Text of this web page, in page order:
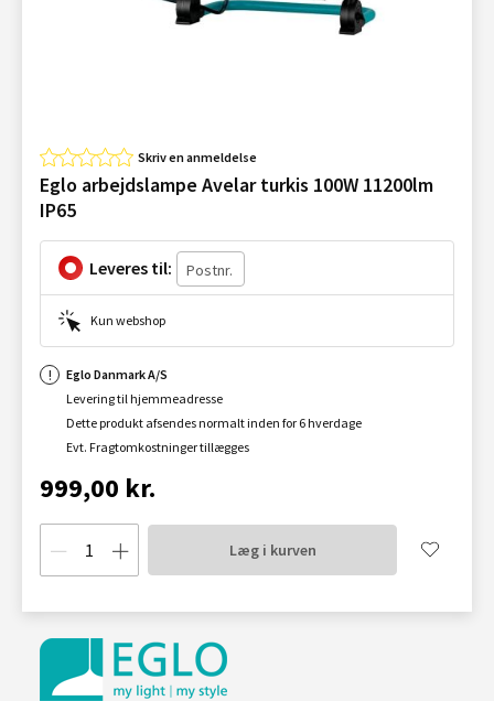
Skriv en anmeldelse
Eglo arbejdslampe Avelar turkis 100W 11200lm
IP65
Leveres til:
Kun webshop
Eglo Danmark A/S
Levering til hjemmeadresse
Dette produkt afsendes normalt inden for 6 hverdage
Evt. Fragtomkostninger tillægges
999,00 kr.
Læg i kurven